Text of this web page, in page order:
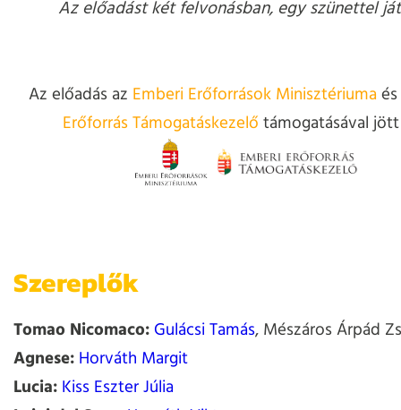
Az előadást két felvonásban, egy szünettel
Az előadás az Emberi Erőforrások Minisztériuma
Erőforrás Támogatáskezelőtámogatásával
Szereplők
Tomao Nicomaco:Gulácsi Tamás, Mészáros Árpád
Agnese:Horváth Margit
Lucia:Kiss Eszter Júlia